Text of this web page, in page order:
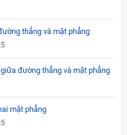
thẳng và mặt phẳng
đường thẳng và mặt phẳng
mặt phẳng